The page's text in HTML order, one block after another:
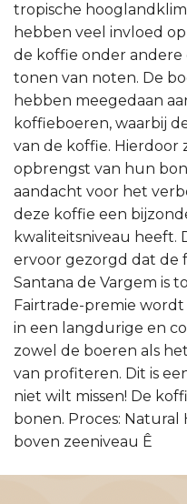
tropische
hebben veel invloed
de koffie onder andere
tonen van noten. De
hebben meegedaan
koffieboeren, waarbij
van de koffie. Hierdoor
opbrengst van hun
aandacht voor het
deze koffie een
kwaliteitsniveau heeft.
ervoor gezorgd dat de
Santana de Vargem is
Fairtrade-premie
in een langdurige en
zowel de boeren als
van profiteren. Dit is
niet wilt missen! De
bonen. Proces: Natural
boven zeeniveau Ê